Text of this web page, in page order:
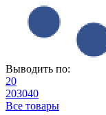
Выводить по:
20
203040
Все товары